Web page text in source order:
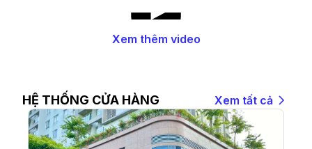
Xem thêm video
HỆ THỐNG CỬA HÀNG Xem tất cả